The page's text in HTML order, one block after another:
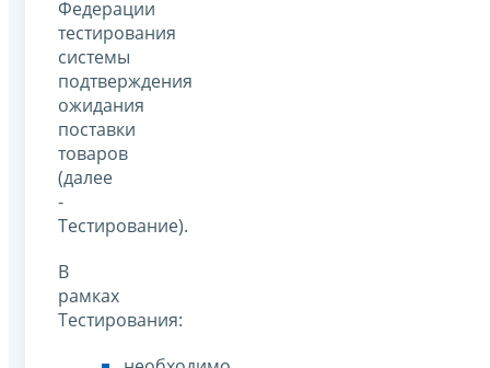
Федерации
тестирования
системы
подтверждения
ожидания
поставки
товаров
(далее
-
Тестирование).
В
рамках
Тестирования: